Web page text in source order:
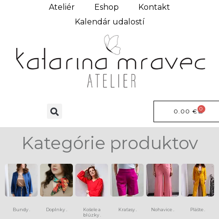
Ateliér Eshop
Kontakt
Kalendár udalostí
0.00 € 0
Kategórie produktov
Bundy Doplnky
Košele a
blúzky
Kraťasy Nohavice Plášte